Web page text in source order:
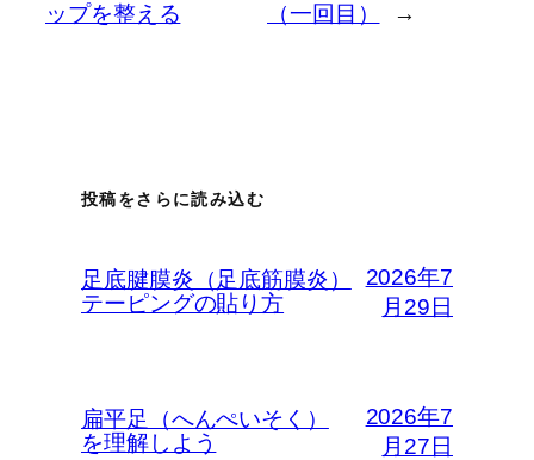
ップを整える
（一回目）
→
投稿をさらに読み込む
足底腱膜炎（足底筋膜炎）
テーピングの貼り方
2026年7
月29日
扁平足（へんぺいそく）
を理解しよう
2026年7
月27日